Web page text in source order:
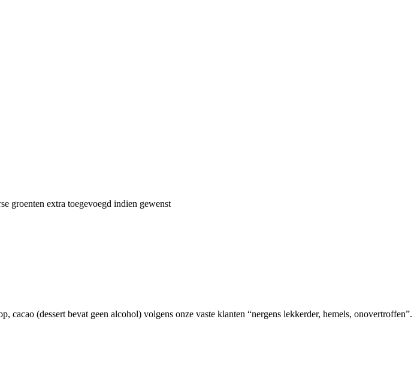
groenten extra toegevoegd indien gewenst
cacao (dessert bevat geen alcohol) volgens onze vaste klanten “nergens lekkerder, hemels, onovertroffen”.